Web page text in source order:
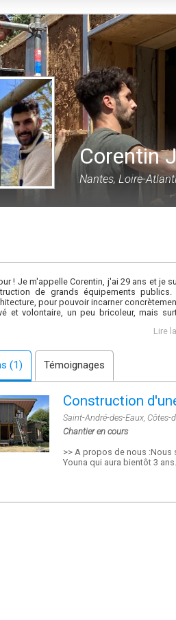
Corentin
Nantes, Loire-
! Je m'appelle Corentin, j'ai 29 ans et je
de grands équipements
pour pouvoir incarner
et volontaire, un peu bricoleur, mais
Lire
(1) Témoignages
Construction
Saint-André-des-Eaux, Côtes-
Chantier en cours
>> A propos de nous
Youna qui aura bientôt 3